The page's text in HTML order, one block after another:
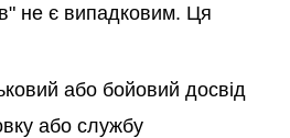
не є випадковим. Ця
або бойовий досвід
або службу